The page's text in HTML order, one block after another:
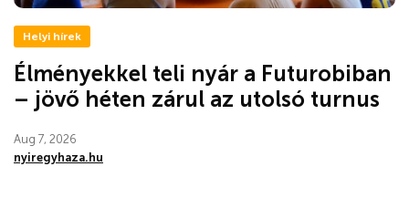
Helyi hírek
Élményekkel teli nyár a Futurobiban
– jövő héten zárul az utolsó turnus
Aug 7, 2026
nyiregyhaza.hu